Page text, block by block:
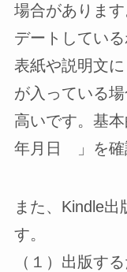
場合がありま
デートしてい
表紙や説明文
が入っている
高いです。基
年月日 」を確
また、Kindle出
す。
（１）出版す